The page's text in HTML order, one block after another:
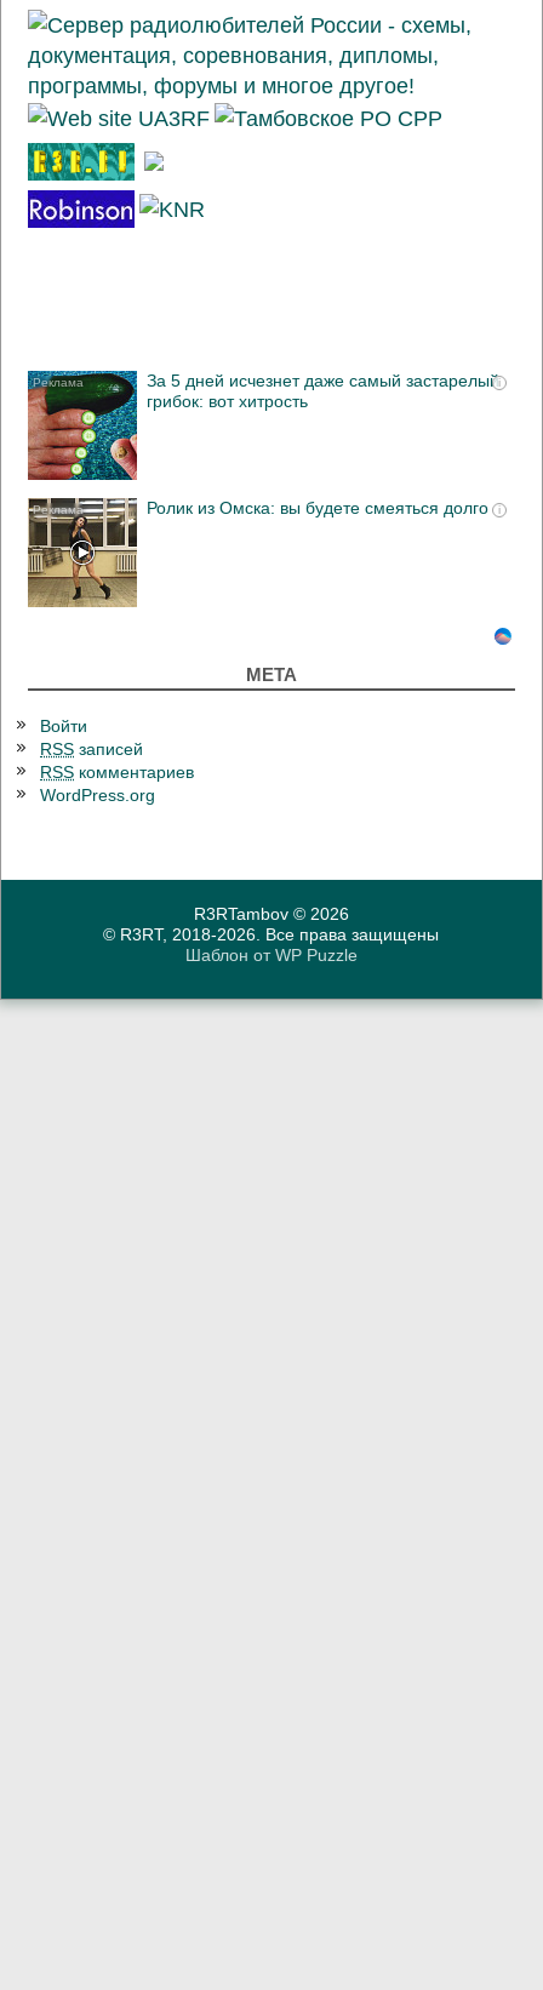
i
За 5 дней исчезнет даже самый застарелый
грибок: вот хитрость
i
Ролик из Омска: вы будете смеяться долго
МЕТА
Войти
RSS записей
RSS комментариев
WordPress.org
R3RTambov© 2026
© R3RT, 2018-2026. Все права защищены
Шаблон отWP Puzzle